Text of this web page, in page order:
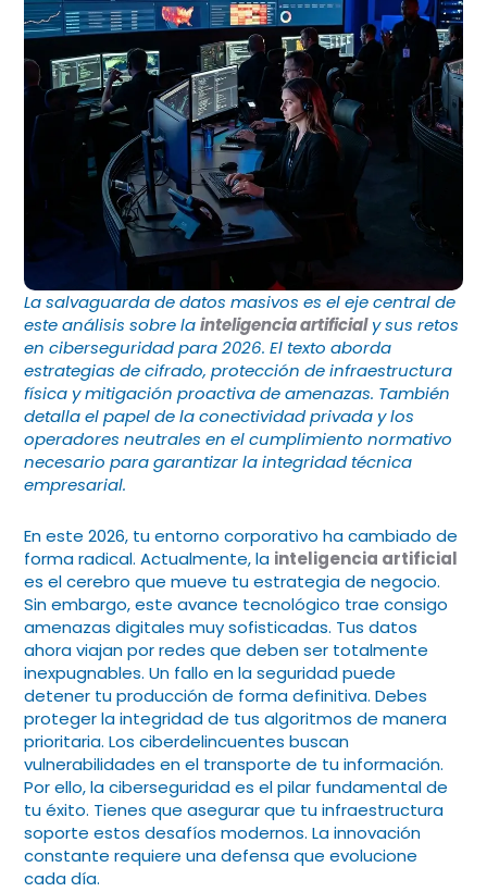
La salvaguarda de datos masivos es el eje central de
este análisis sobre lainteligencia artificialy sus retos
en ciberseguridad para 2026. El texto aborda
estrategias de cifrado, protección de infraestructura
física y mitigación proactiva de amenazas. También
detalla el papel de la conectividad privada y los
operadores neutrales en el cumplimiento normativo
necesario para garantizar la integridad técnica
empresarial.
En este 2026, tu entorno corporativo ha cambiado de
forma radical. Actualmente, la inteligencia artificial
es el cerebro que mueve tu estrategia de negocio.
Sin embargo, este avance tecnológico trae consigo
amenazas digitales muy sofisticadas. Tus datos
ahora viajan por redes que deben ser totalmente
inexpugnables. Un fallo en la seguridad puede
detener tu producción de forma definitiva. Debes
proteger la integridad de tus algoritmos de manera
prioritaria. Los ciberdelincuentes buscan
vulnerabilidades en el transporte de tu información.
Por ello, la ciberseguridad es el pilar fundamental de
tu éxito. Tienes que asegurar que tu infraestructura
soporte estos desafíos modernos. La innovación
constante requiere una defensa que evolucione
cada día.